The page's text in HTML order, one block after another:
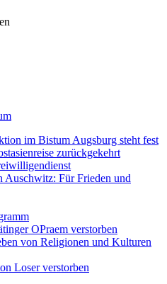
im Bistum Augsburg steht fest
zurückgekehrt
Auschwitz: Für Frieden und
OPraem verstorben
von Religionen und Kulturen
Loser verstorben